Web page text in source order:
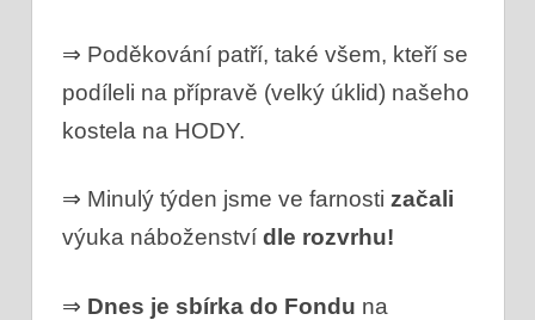
⇒ Poděkování patří, také všem, kteří se
podíleli na přípravě (velký úklid) našeho
kostela na HODY.
⇒ Minulý týden jsme ve farnosti začali
výuka náboženství dle rozvrhu!
⇒ Dnes je sbírka do Fondu na